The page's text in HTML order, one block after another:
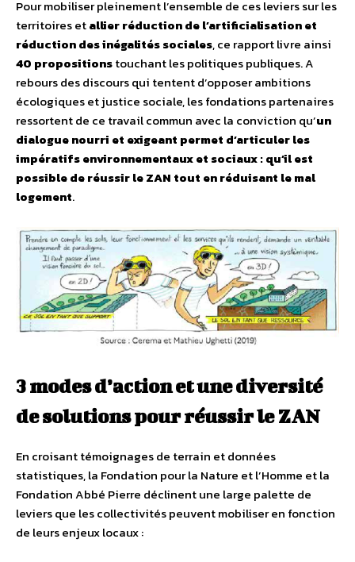
Pour mobiliser pleinement l’ensemble de ces leviers sur les
territoires etallier réduction de l’artificialisation et
réduction des inégalités sociales, ce rapport livre ainsi
40 propositionstouchant les politiques publiques. A
rebours des discours qui tentent d’opposer ambitions
écologiques et justice sociale, les fondations partenaires
ressortent de ce travail commun avec la conviction qu’un
dialogue nourri et exigeant permet d’articuler les
impératifs environnementaux et sociaux : qu’il est
possible de réussir le ZAN tout en réduisant le mal
logement.
3 modes d’action et une diversité
de solutions pour réussir le ZAN
En croisant témoignages de terrain et données
statistiques, la Fondation pour la Nature et l’Homme et la
Fondation Abbé Pierre déclinent une large palette de
leviers que les collectivités peuvent mobiliser en fonction
de leurs enjeux locaux :